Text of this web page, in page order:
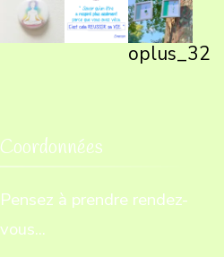
oplus_32
Coordonnées
Pensez à prendre rendez-
vous...